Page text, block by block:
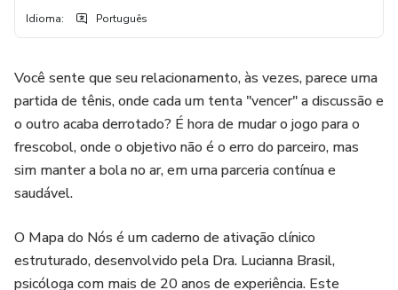
Idioma: Português
Você sente que seu relacionamento, às vezes, parece uma
partida de tênis, onde cada um tenta "vencer" a discussão e
o outro acaba derrotado? É hora de mudar o jogo para o
frescobol, onde o objetivo não é o erro do parceiro, mas
sim manter a bola no ar, em uma parceria contínua e
saudável.
O Mapa do Nós é um caderno de ativação clínico
estruturado, desenvolvido pela Dra. Lucianna Brasil,
psicóloga com mais de 20 anos de experiência. Este